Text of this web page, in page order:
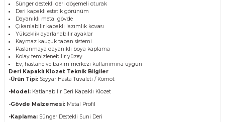
Sünger destekli deri döşemeli oturak
Deri kapaklı estetik görünüm
Dayanıklı metal gövde
Çıkarılabilir kapaklı lazımlık kovası
Yükseklik ayarlanabilir ayaklar
Kaymaz kauçuk taban sistemi
Paslanmaya dayanıklı boya kaplama
Kolay temizlenebilir yüzey
Ev, hastane ve bakım merkezi kullanımına uygun
Deri Kapaklı Klozet Teknik Bilgiler
-Ürün Tipi: Seyyar Hasta Tuvaleti / Komot
-Model: Katlanabilir Deri Kapaklı Klozet
-Gövde Malzemesi: Metal Profil
-Kaplama: Sünger Destekli Suni Deri